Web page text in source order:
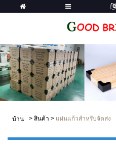
บ้าน > สินค้า > แผ่นแก้วสำหรับจัดส่ง